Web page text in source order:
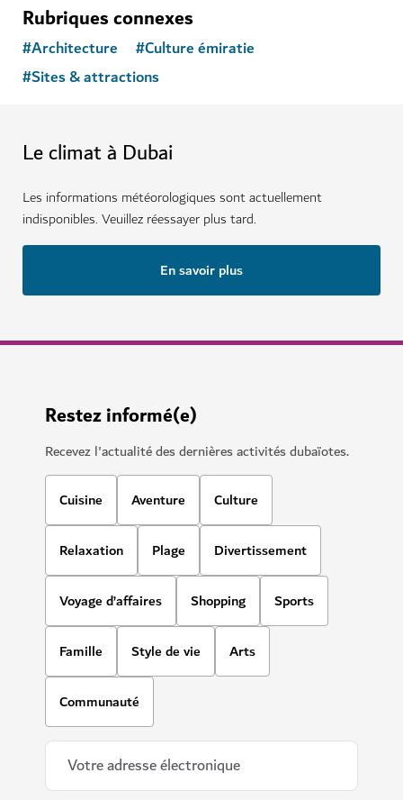
Rubriques connexes
#Architecture #Culture émiratie
#Sites & attractions
Le climat à Dubai
Les informations météorologiques sont actuellement
indisponibles. Veuillez réessayer plus tard.
En savoir plus
Restez informé(e)
Recevez l'actualité des dernières activités dubaïotes.
Cuisine Aventure Culture
Relaxation Plage Divertissement
Voyage d’affaires Shopping Sports
Famille Style de vie Arts
Communauté